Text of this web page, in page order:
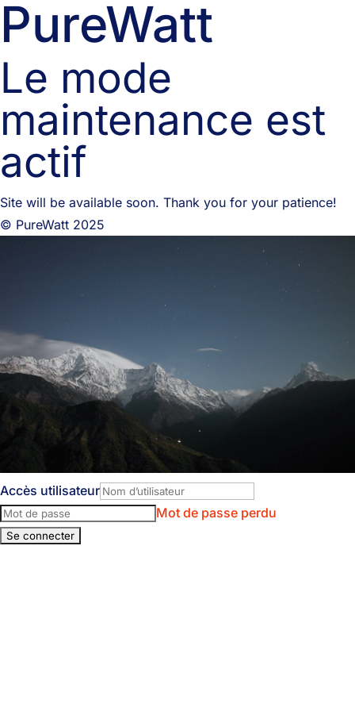
PureWatt
Le mode
maintenance est
actif
Site will be available soon. Thank you for your patience!
© PureWatt 2025
Accès utilisateur
Mot de passe perdu